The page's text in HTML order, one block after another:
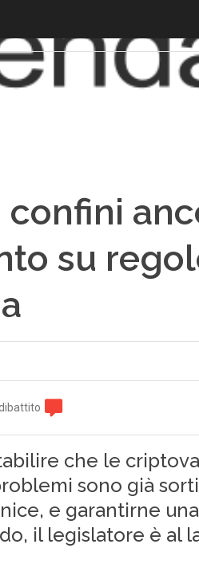
su
che le
sono già
e garantirne
il legislatore è al